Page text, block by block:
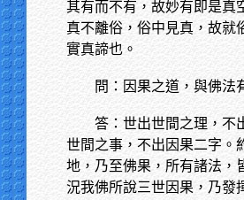
其有而不有，故妙有即是真
真不離俗，俗中見真，故就
實真諦也。
問：因果之道，與佛法
答：世出世間之理，不
世間之事，不出因果二字。
地，乃至佛果，所有諸法，
況我佛所說三世因果，乃發